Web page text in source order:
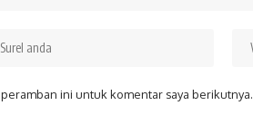
ini untuk komentar saya berikutnya.